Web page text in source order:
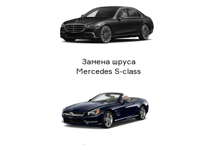
Замена шруса
Mercedes S-class